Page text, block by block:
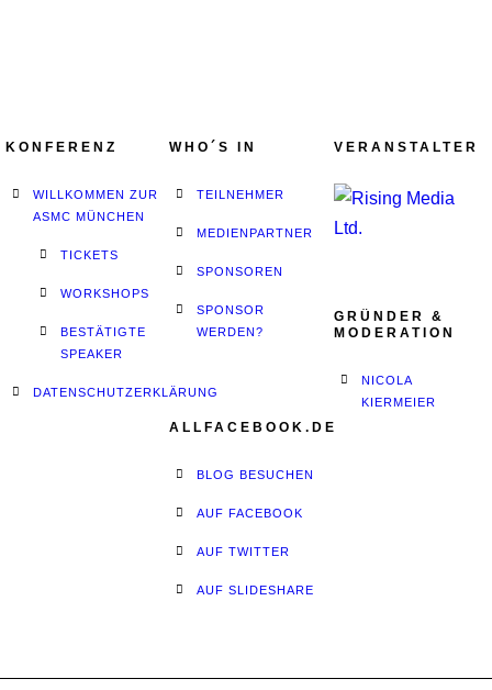
KONFERENZ
WILLKOMMEN ZUR
ASMC MÜNCHEN
TICKETS
WORKSHOPS
BESTÄTIGTE
SPEAKER
DATENSCHUTZERKLÄRUNG
WHO´S IN
TEILNEHMER
MEDIENPARTNER
SPONSOREN
SPONSOR
WERDEN?
ALLFACEBOOK.DE
BLOG BESUCHEN
AUF FACEBOOK
AUF TWITTER
AUF SLIDESHARE
VERANSTALTER
GRÜNDER &
MODERATION
NICOLA
KIERMEIER